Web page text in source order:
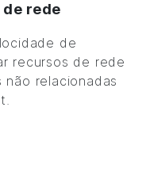
de rede
de
recursos de rede
relacionadas
.